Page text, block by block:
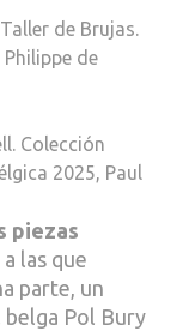
Taller de Brujas.
de
Colección
2025, Paul
piezas
las que
parte, un
Pol Bury